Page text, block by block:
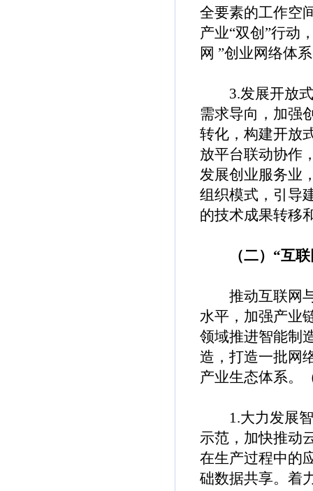
全要素的工作空
产业“双创”行动
网 ”创业网络体
3.发展开放式
需求导向，加强
转化，构建开放
放平台联动协作
发展创业服务业
组织模式，引导
的技术成果转移
（二）“互联
推动互联网与
水平，加强产业
领域推进智能制
造，打造一批网
产业生态体系。
1.大力发展智
示范，加快推动
在生产过程中的
础数据共享。着